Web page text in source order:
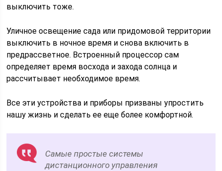
выключить тоже.
Уличное освещение сада или придомовой территории
выключить в ночное время и снова включить в
предрассветное. Встроенный процессор сам
определяет время восхода и захода солнца и
рассчитывает необходимое время.
Все эти устройства и приборы призваны упростить
нашу жизнь и сделать ее еще более комфортной.
Самые простые системы
дистанционного управления